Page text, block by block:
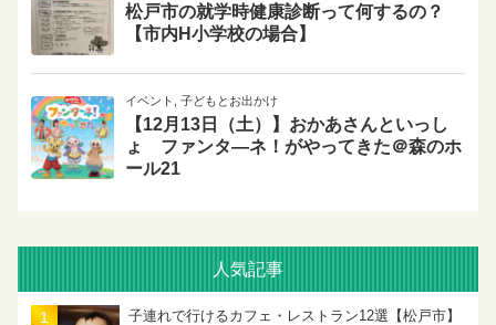
松戸市の就学時健康診断って何するの？
【市内H小学校の場合】
イベント 子どもとお出かけ
【12月13日（土）】おかあさんといっし
ょ ファンタ―ネ！がやってきた＠森のホ
ール21
人気記事
子連れで行けるカフェ・レストラン12選【松戸市】